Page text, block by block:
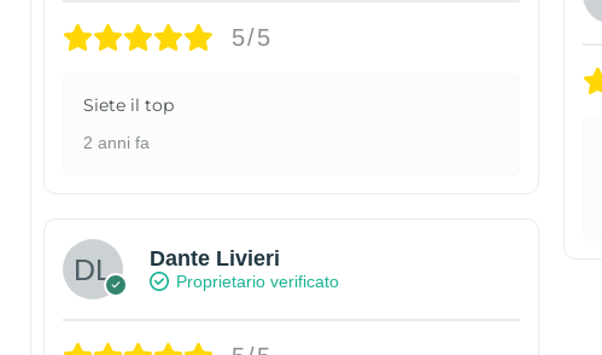
5/5
Siete il top
2 anni fa
Dante Livieri
Proprietario verificato